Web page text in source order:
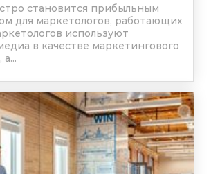
становится прибыльным
для маркетологов, работающих
используют
в качестве маркетингового